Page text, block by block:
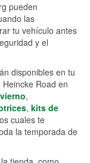
pueden
las
tu vehículo antes
y el
disponibles en tu
Heincke Road en
,
, kits de
cuales te
la temporada de